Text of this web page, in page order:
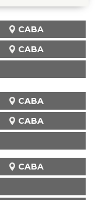
CABA
CABA
CABA
CABA
CABA